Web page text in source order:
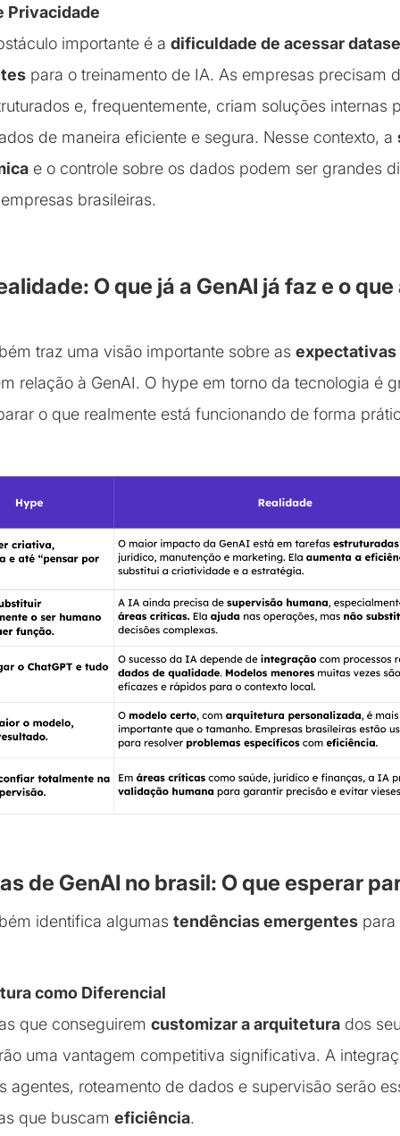
Privacidade
importante é a dificuldade de acessar
para o treinamento de IA. As empresas precisam
e, frequentemente, criam soluções internas
de maneira eficiente e segura. Nesse contexto, a
e o controle sobre os dados podem ser grandes
brasileiras.
O que já a GenAI já faz e o
traz uma visão importante sobre as expectativas
relação à GenAI. O hype em torno da tecnologia é
o que realmente está funcionando de forma
de GenAI no brasil: O que esperar
identifica algumas tendências emergentes para
como Diferencial
que conseguirem customizar a arquitetura dos
uma vantagem competitiva significativa. A
agentes, roteamento de dados e supervisão serão
que buscam eficiência.